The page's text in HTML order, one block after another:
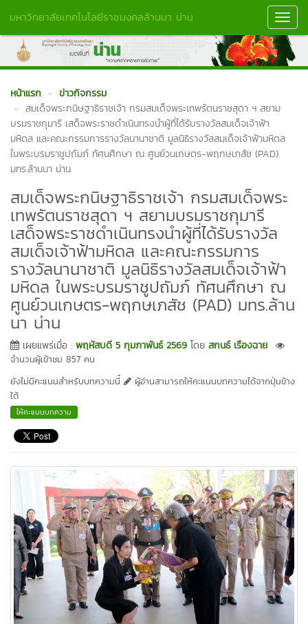
มหาวิทยาลัยเทคโนโลยีราชมงคลล้านนา น่าน
หน้าแรก
ข่าวกิจกรรม
สมเด็จพระกนิษฐาธิราชเจ้า กรมสมเด็จพระเทพรัตนราชสุดา ฯ สยาม
บรมราชกุมารี เสด็จพระราชดำเนินทรงนำผู้ที่ได้รับรางวัลสมเด็จเจ้าฟ้า
มหิดล และคณะกรรมการรางวัลนานาชาติ มูลนิธิรางวัลสมเด็จเจ้าฟ้ามหิดล
ในพระบรมราชูปถัมภ์ ทัศนศึกษา ณ ศูนย์วนเกษตร-พฤกษเภสัช (PAD)
มทร.ล้านนา น่าน
สมเด็จพระกนิษฐาธิราชเจ้า กรมสมเด็จพระ
เทพรัตนราชสุดา ฯ สยามบรมราชกุมารี
เสด็จพระราชดำเนินทรงนำผู้ที่ได้รับรางวัล
สมเด็จเจ้าฟ้ามหิดล และคณะกรรมการ
รางวัลนานาชาติ มูลนิธิรางวัลสมเด็จเจ้าฟ้า
มหิดล ในพระบรมราชูปถัมภ์ ทัศนศึกษา ณ
ศูนย์วนเกษตร-พฤกษเภสัช (PAD) มทร.ล้าน
นา น่าน
เผยแพร่เมื่อ : พฤหัสบดี 5 กุมภาพันธ์ 2569 โดย สกนธ์ เรืองฉาย
จำนวนผู้เข้าชม 857 คน
ยังไม่มีคะแนนสำหรับบทความนี้
ผู้อ่านสามารถให้คะแนนบทความได้จากปุ่มข้าง
ใต้
ให้คะแนนบทความ